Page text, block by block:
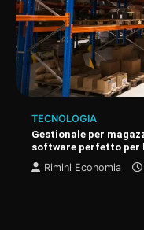
TECNOLOGIA
Gestionale per
software perfetto per
Rimini Economia